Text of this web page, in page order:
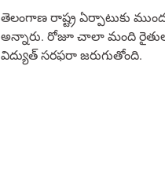
తెలంగాణ రాష్ట్ర ఏర్పాటుకు
అన్నారు. రోజూ చాలా మంది
విద్యుత్‌ సరఫరా జరుగుతోంది.